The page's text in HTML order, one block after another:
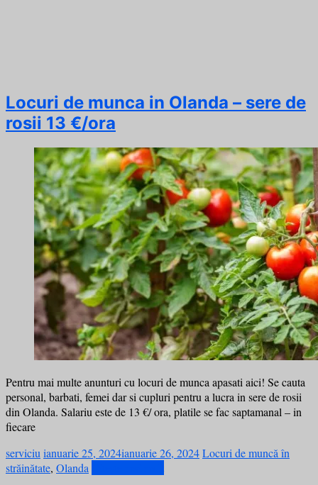
Locuri de munca in Olanda – sere de
rosii 13 €/ora
Pentru mai multe anunturi cu locuri de munca apasati aici! Se cauta
personal, barbati, femei dar si cupluri pentru a lucra in sere de rosii
din Olanda. Salariu este de 13 €/ ora, platile se fac saptamanal – in
fiecare
serviciu ianuarie 25, 2024ianuarie 26, 2024Locuri de muncă în
străinătate, Olanda